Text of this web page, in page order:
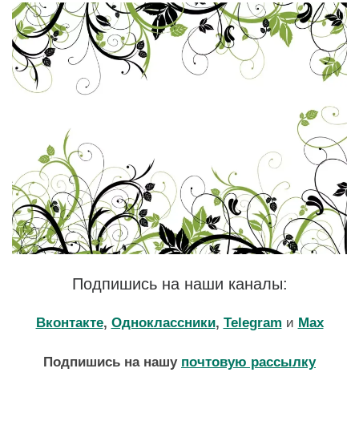
Подпишись на наши каналы:
Вконтакте, Одноклассники, Telegram и Max
Подпишись на нашу почтовую рассылку